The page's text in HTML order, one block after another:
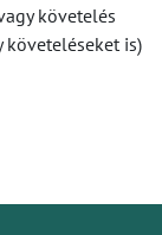
követelés
követeléseket is)